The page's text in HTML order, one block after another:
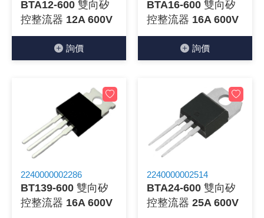
BTA12-600 雙向矽
控整流器 12A 600V
詢價
BTA16-600 雙向矽
控整流器 16A 600V
詢價
2240000002286
BT139-600 雙向矽
控整流器 16A 600V
2240000002514
BTA24-600 雙向矽
控整流器 25A 600V